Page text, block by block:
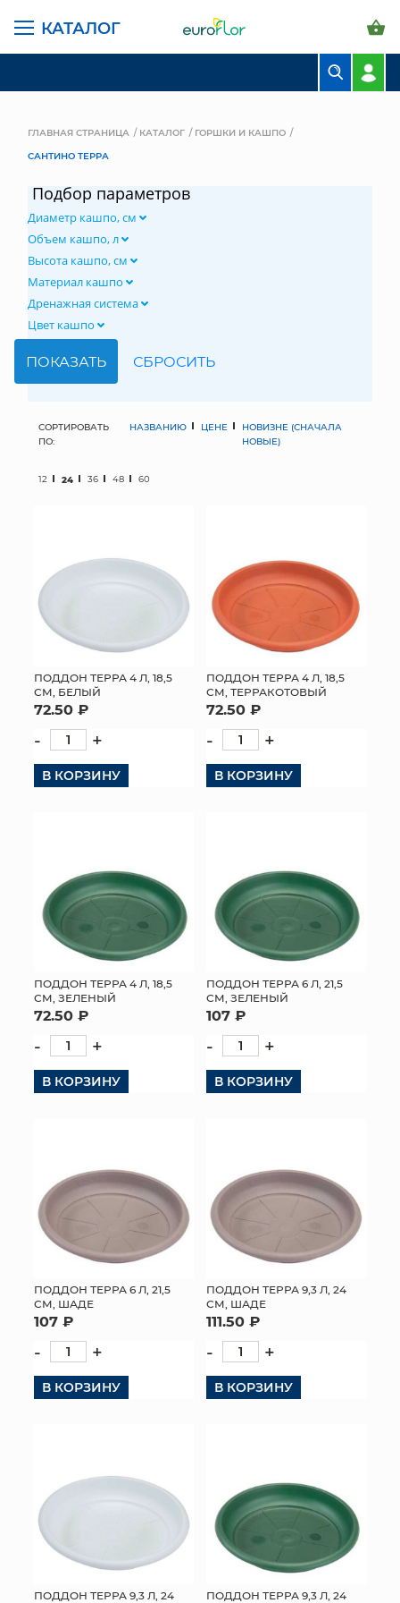
КАТАЛОГ
СВАДЕБНАЯ ФЛОРИСТИКА
МЯГКИЕ ИГРУШКИ
ИСКУССТВЕННЫЕ ЦВЕТЫ
ПАКЕТЫ И СУМКИ
ТОРГОВЫЙ ЦЕНТР
ОПТОВЫМ КЛИЕНТАМ
ДОСТАВКА И ОПЛАТА
ГЛАВНАЯ СТРАНИЦА КАТАЛОГ
ГОРШКИ И КАШПО
САНТИНО ТЕРРА
Подбор параметров
Диаметр кашпо, см
Объем кашпо, л
Высота кашпо, см
Материал кашпо
Дренажная система
Цвет кашпо
СОРТИРОВАТЬ
ПО:
НАЗВАНИЮ ЦЕНЕ
НОВИЗНЕ (СНАЧАЛА
НОВЫЕ)
12 24 36 48 60
ПОДДОН ТЕРРА 4 Л, 18,5
СМ, БЕЛЫЙ
72.50 ₽
- +
В КОРЗИНУ
ПОДДОН ТЕРРА 4 Л, 18,5
СМ, ТЕРРАКОТОВЫЙ
72.50 ₽
- +
В КОРЗИНУ
ПОДДОН ТЕРРА 4 Л, 18,5
СМ, ЗЕЛЕНЫЙ
72.50 ₽
- +
В КОРЗИНУ
ПОДДОН ТЕРРА 6 Л, 21,5
СМ, ЗЕЛЕНЫЙ
107 ₽
- +
В КОРЗИНУ
ПОДДОН ТЕРРА 6 Л, 21,5
СМ, ШАДЕ
107 ₽
- +
В КОРЗИНУ
ПОДДОН ТЕРРА 9,3 Л, 24
СМ, ШАДЕ
111.50 ₽
- +
В КОРЗИНУ
ПОДДОН ТЕРРА 9,3 Л, 24
ПОДДОН ТЕРРА 9,3 Л, 24